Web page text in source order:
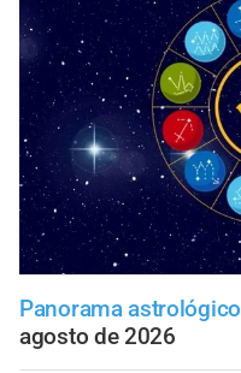
Panorama astrológico
agosto de 2026